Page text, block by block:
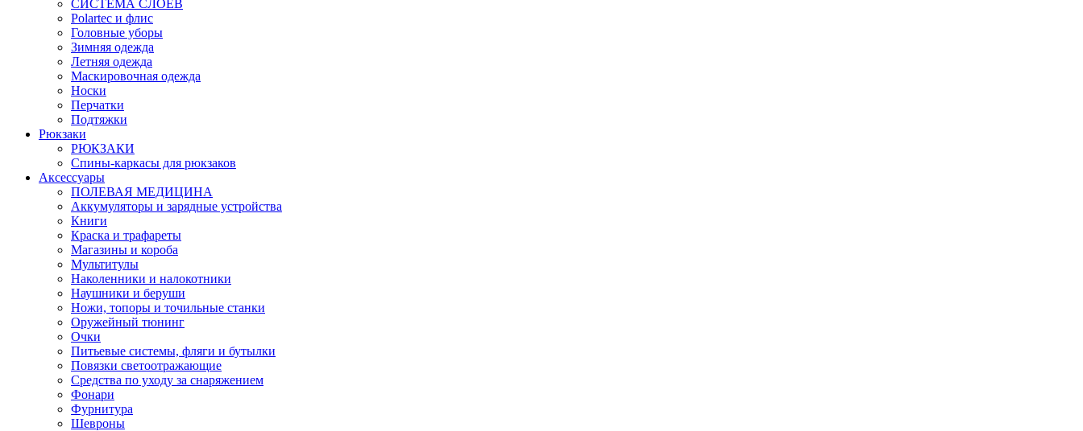
СИСТЕМА СЛОЁВ
Polartec и флис
Головные уборы
Зимняя одежда
Летняя одежда
Маскировочная одежда
Носки
Перчатки
Подтяжки
Рюкзаки
РЮКЗАКИ
Спины-каркасы для рюкзаков
Аксессуары
ПОЛЕВАЯ МЕДИЦИНА
Аккумуляторы и зарядные устройства
Книги
Краска и трафареты
Магазины и короба
Мультитулы
Наколенники и налокотники
Наушники и беруши
Ножи, топоры и точильные станки
Оружейный тюнинг
Очки
Питьевые системы, фляги и бутылки
Повязки светоотражающие
Средства по уходу за снаряжением
Фонари
Фурнитура
Шевроны